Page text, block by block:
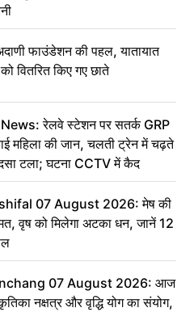
फाउंडेशन की पहल, यातायात
वितरित किए गए छाते
रेलवे स्टेशन पर सतर्क GRP
महिला की जान, चलती ट्रेन में चढ़ते
टला; घटना CCTV में कैद
07 August 2026: मेष की
वृष को मिलेगा अटका धन, जानें 12
07 August 2026: आज
नक्षत्र और वृद्धि योग का संयोग,